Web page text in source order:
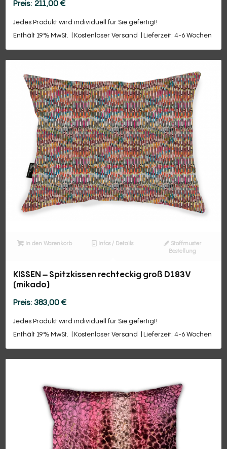
211,00€
Jedes Produkt wird individuell für Sie gefertigt!
Enthält 19% MwSt.
Kostenloser Versand Lieferzeit: 4-6 Wochen
In den Warenkorb Infos / Details
Stoffmuster
Bestellung
KISSEN – Spitzkissen rechteckig groß D183V
(mikado)
383,00€
Jedes Produkt wird individuell für Sie gefertigt!
Enthält 19% MwSt.
Kostenloser Versand Lieferzeit: 4-6 Wochen